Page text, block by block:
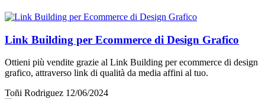
Link Building per Ecommerce di Design Grafico
Ottieni più vendite grazie al Link Building per ecommerce di design
grafico, attraverso link di qualità da media affini al tuo.
Toñi Rodriguez 12/06/2024